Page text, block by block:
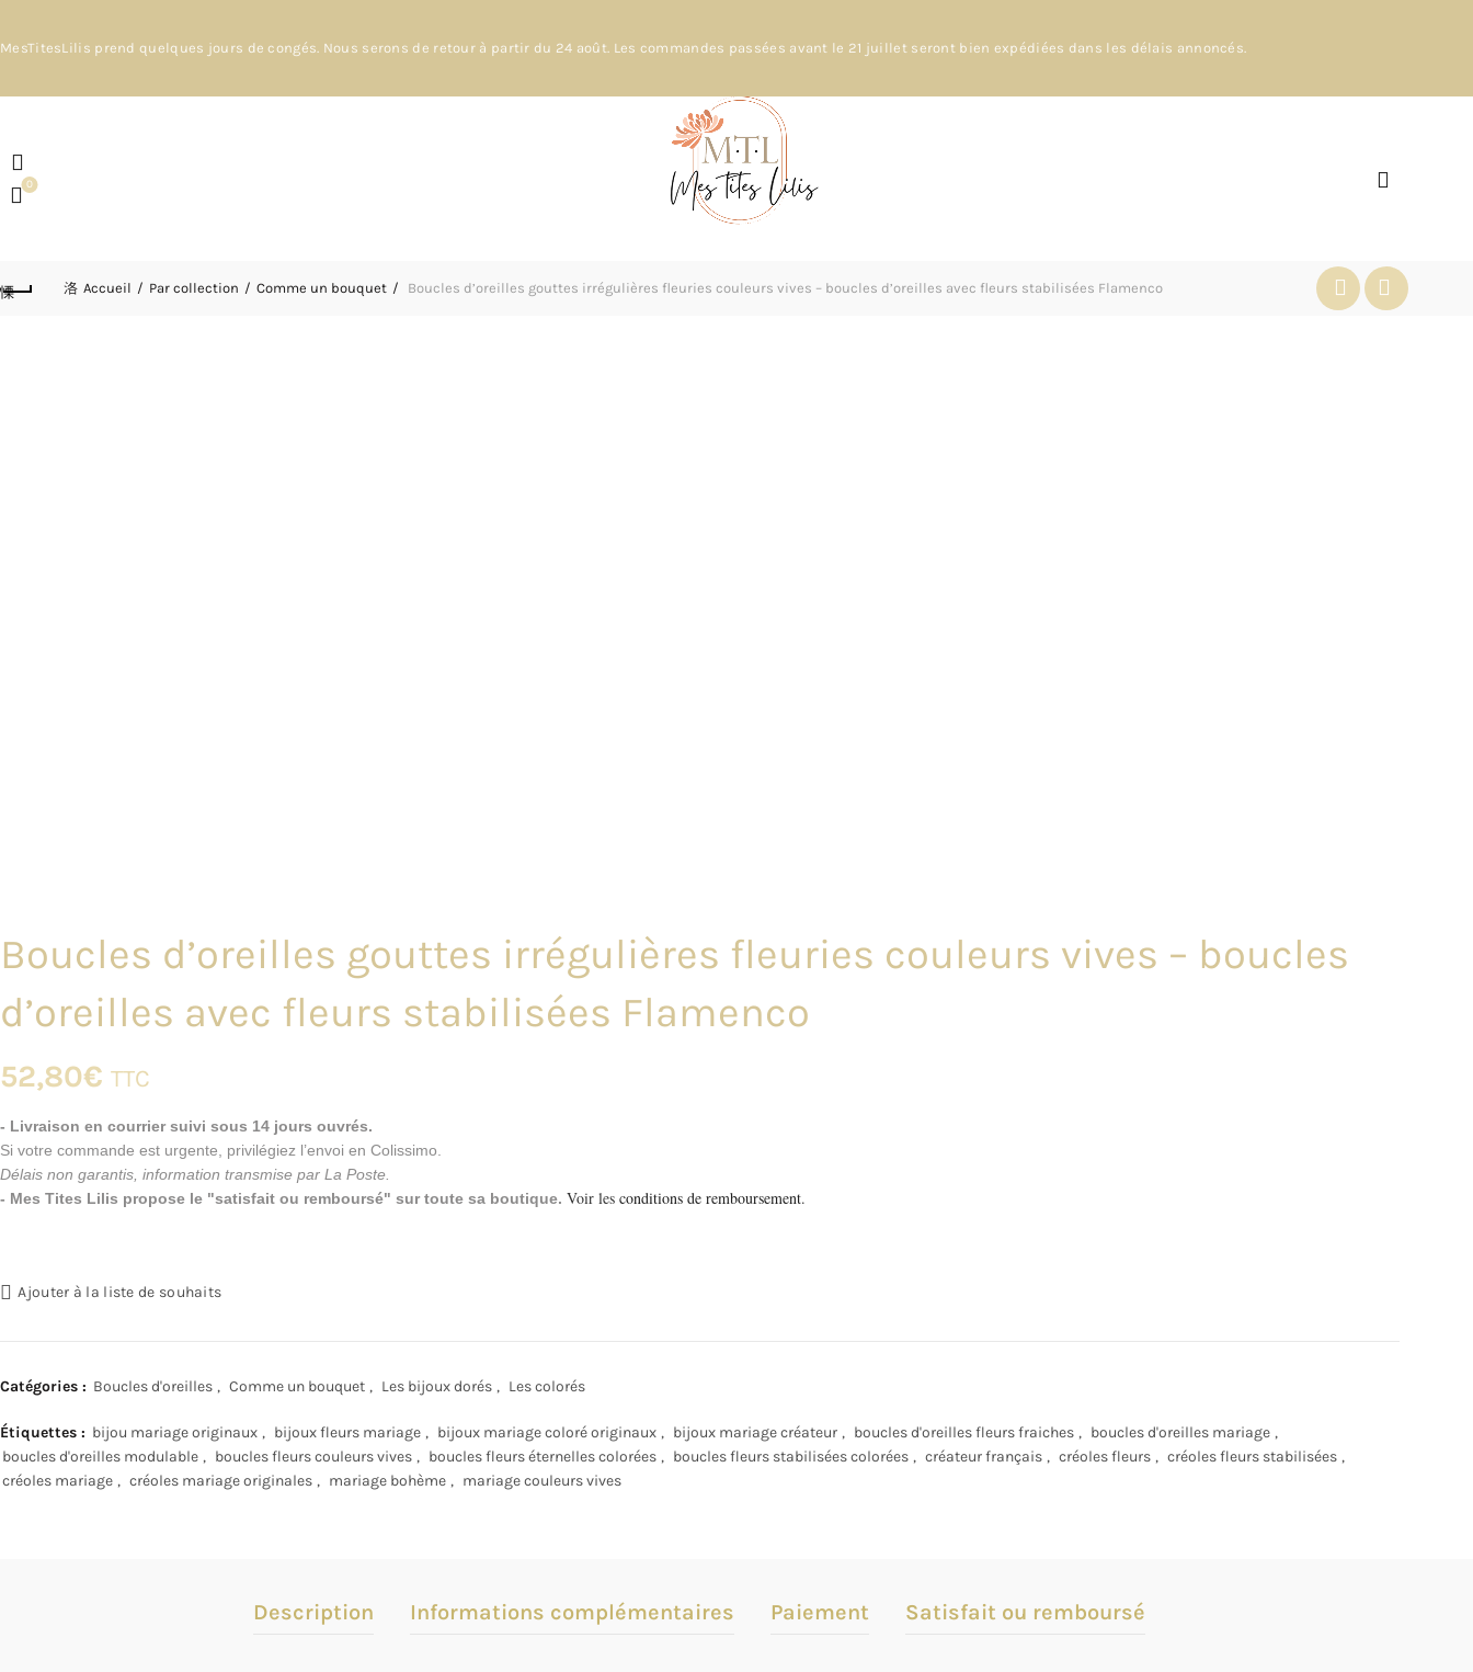
MesTitesLilis prend quelques jours de congés. Nous serons de retour à partir du 24 août. Les commandes passées avant le 21 juillet seront bien expédiées dans les délais annoncés.
0
Accueil Par collection Comme un bouquet Boucles d’oreilles gouttes irrégulières fleuries couleurs vives – boucles d’oreilles avec fleurs stabilisées Flamenco
Boucles d’oreilles gouttes irrégulières fleuries couleurs vives – boucles
d’oreilles avec fleurs stabilisées Flamenco
52,80€ TTC
- Livraison en courrier suivi sous 14 jours ouvrés.
Si votre commande est urgente, privilégiez l’envoi en Colissimo.
Délais non garantis, information transmise par La Poste.
- Mes Tites Lilis propose le "satisfait ou remboursé" sur toute sa boutique. Voir les conditions de remboursement.
Ajouter à la liste de souhaits
Catégories : Boucles d'oreilles , Comme un bouquet , Les bijoux dorés , Les colorés
Étiquettes : bijou mariage originaux , bijoux fleurs mariage , bijoux mariage coloré originaux , bijoux mariage créateur , boucles d'oreilles fleurs fraiches , boucles d'oreilles mariage ,
boucles d'oreilles modulable , boucles fleurs couleurs vives , boucles fleurs éternelles colorées , boucles fleurs stabilisées colorées , créateur français , créoles fleurs , créoles fleurs stabilisées ,
créoles mariage , créoles mariage originales , mariage bohème , mariage couleurs vives
Description Informations complémentaires Paiement Satisfait ou remboursé